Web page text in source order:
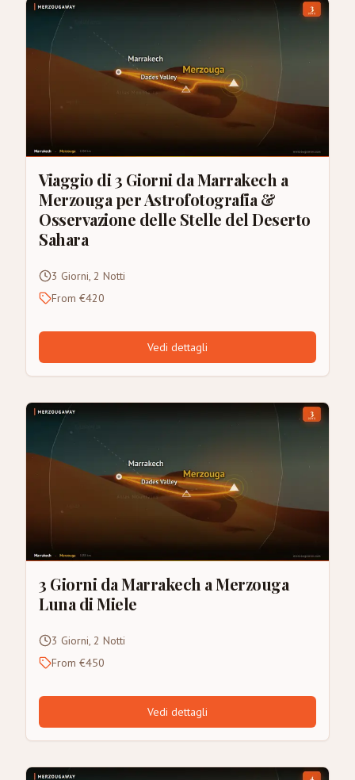
Viaggio di 3 Giorni da Marrakech a
Merzouga per Astrofotografia &
Osservazione delle Stelle del Deserto
Sahara
3 Giorni, 2 Notti
From €420
Vedi dettagli
3 Giorni da Marrakech a Merzouga
Luna di Miele
3 Giorni, 2 Notti
From €450
Vedi dettagli